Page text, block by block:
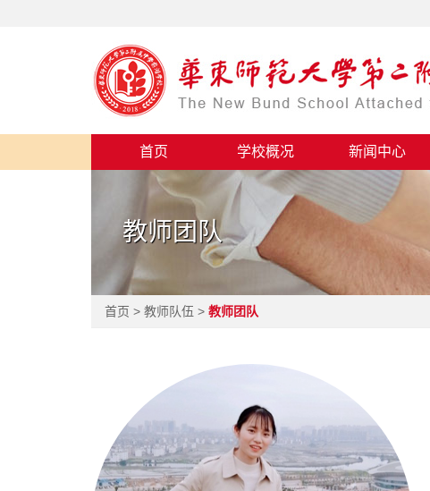
首页 学校概况 新闻中心
教师团队
首页 > 教师队伍 > 教师团队